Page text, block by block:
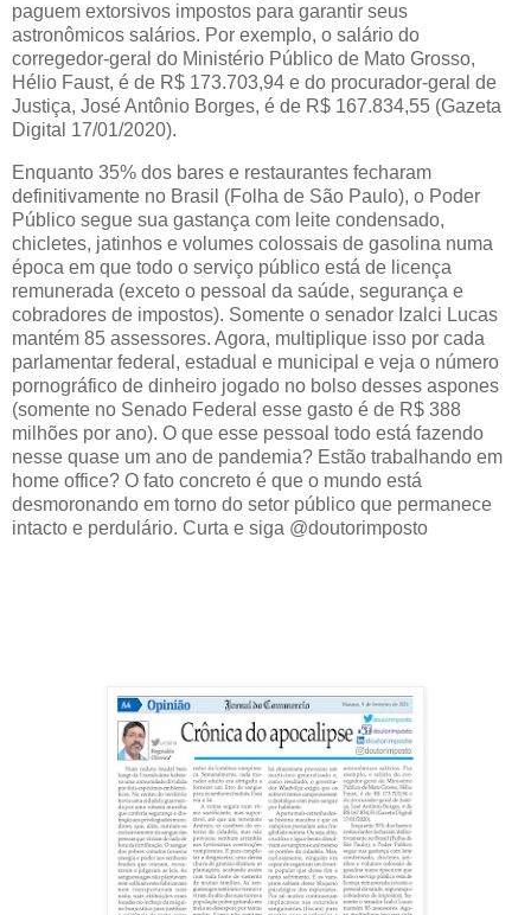
paguem extorsivos impostos para garantir seus
astronômicos salários. Por exemplo, o salário do
corregedor-geral do Ministério Público de Mato Grosso,
Hélio Faust, é de R$ 173.703,94 e do procurador-geral de
Justiça, José Antônio Borges, é de R$ 167.834,55 (Gazeta
Digital 17/01/2020).
Enquanto 35% dos bares e restaurantes fecharam
definitivamente no Brasil (Folha de São Paulo), o Poder
Público segue sua gastança com leite condensado,
chicletes, jatinhos e volumes colossais de gasolina numa
época em que todo o serviço público está de licença
remunerada (exceto o pessoal da saúde, segurança e
cobradores de impostos). Somente o senador Izalci Lucas
mantém 85 assessores. Agora, multiplique isso por cada
parlamentar federal, estadual e municipal e veja o número
pornográfico de dinheiro jogado no bolso desses aspones
(somente no Senado Federal esse gasto é de R$ 388
milhões por ano). O que esse pessoal todo está fazendo
nesse quase um ano de pandemia? Estão trabalhando em
home office? O fato concreto é que o mundo está
desmoronando em torno do setor público que permanece
intacto e perdulário. Curta e siga @doutorimposto